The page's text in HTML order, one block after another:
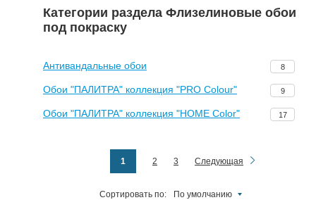
Категории раздела Флизелиновые обои
под покраску
Антивандальные обои 8
Обои "ПАЛИТРА" коллекция "PRO Colour" 9
Обои "ПАЛИТРА" коллекция "HOME Color" 17
1 2 3 Следующая
Сортировать по: По умолчанию